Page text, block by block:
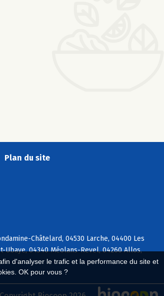
d'analyser le trafic et la performance du site et
OK pour vous ?
Plan du site
Châtelard, 04530 Larche, 04400 Les
Ubaye, 04340 Méolans-Revel, 04260 Allos,